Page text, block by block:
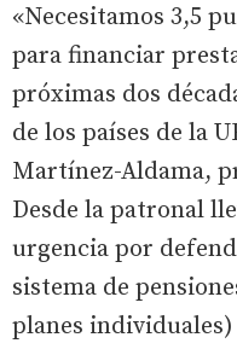
«Necesitamos 3,5
para financiar
próximas dos
de los países de la
Martínez-Aldama,
Desde la patronal
urgencia por
sistema de
planes